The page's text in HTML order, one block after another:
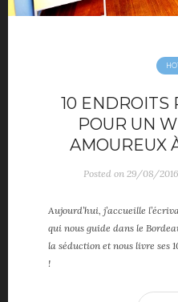
10 ENDROITS
POUR UN
AMOUREUX
Posted on 29/08/2016
Aujourd’hui, j’accueille
qui nous guide dans le
la séduction et nous livre ses
!